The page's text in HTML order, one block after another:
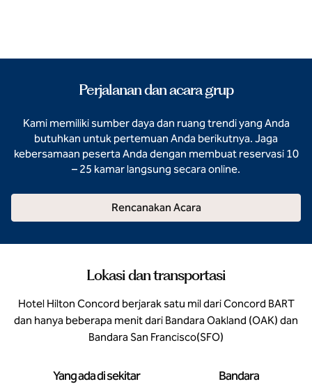
Perjalanan dan acara grup
Kami memiliki sumber daya dan ruang trendi yang Anda
butuhkan untuk pertemuan Anda berikutnya. Jaga
kebersamaan peserta Anda dengan membuat reservasi 10
– 25 kamar langsung secara online.
Rencanakan Acara
Lokasi dan transportasi
Hotel Hilton Concord berjarak satu mil dari Concord BART
dan hanya beberapa menit dari Bandara Oakland (OAK) dan
Bandara San Francisco(SFO)
Yang ada di sekitar Bandara